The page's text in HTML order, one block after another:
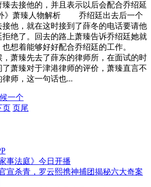
去接他的，并且表示以后会配合乔绍延
》萧臻人物解析 乔绍廷出去后一个
他，就在这时接到了薛冬的电话要请他
绝了。回去的路上萧臻告诉乔绍廷她就
想着能够好好配合乔绍廷的工作。
臻先去了薛东的律师所，在面试的时
萧臻对于津港律师的评价，萧臻直言不
师，这一句话也...
一个
页 页尾
事法庭》今日开播
宣杀青，罗云熙携神捕团揭秘六大奇案